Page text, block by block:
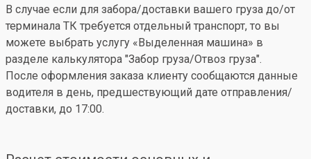
В случае если для забора/доставки вашего груза до/от
терминала ТК требуется отдельный транспорт, то вы
можете выбрать услугу «Выделенная машина» в
разделе калькулятора "Забор груза/Отвоз груза".
После оформления заказа клиенту сообщаются данные
водителя в день, предшествующий дате отправления/
доставки, до 17:00.